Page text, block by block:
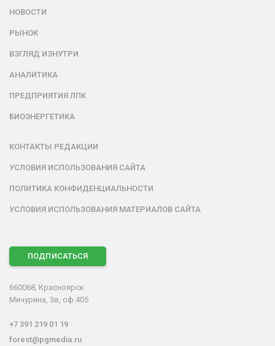
НОВОСТИ
РЫНОК
ВЗГЛЯД ИЗНУТРИ
АНАЛИТИКА
ПРЕДПРИЯТИЯ ЛПК
БИОЭНЕРГЕТИКА
КОНТАКТЫ РЕДАКЦИИ
УСЛОВИЯ ИСПОЛЬЗОВАНИЯ САЙТА
ПОЛИТИКА КОНФИДЕНЦИАЛЬНОСТИ
УСЛОВИЯ ИСПОЛЬЗОВАНИЯ МАТЕРИАЛОВ САЙТА
ПОДПИСАТЬСЯ
660068, Красноярск
Мичурина, 3в, оф.405
+7 391 219 01 19
forest@pgmedia.ru